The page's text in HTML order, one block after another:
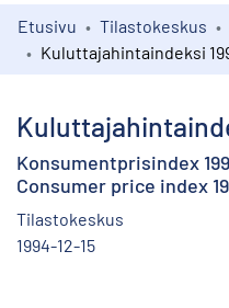
Kokoelmat
Etusivu Tilastokeskus
Konsumentprisindex
Consumer price index
Tilastokeskus
1994-12-15